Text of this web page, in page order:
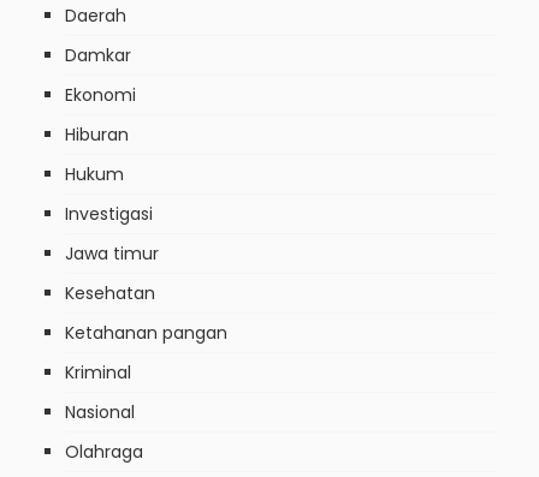
Daerah
Damkar
Ekonomi
Hiburan
Hukum
Investigasi
Jawa timur
Kesehatan
Ketahanan pangan
Kriminal
Nasional
Olahraga